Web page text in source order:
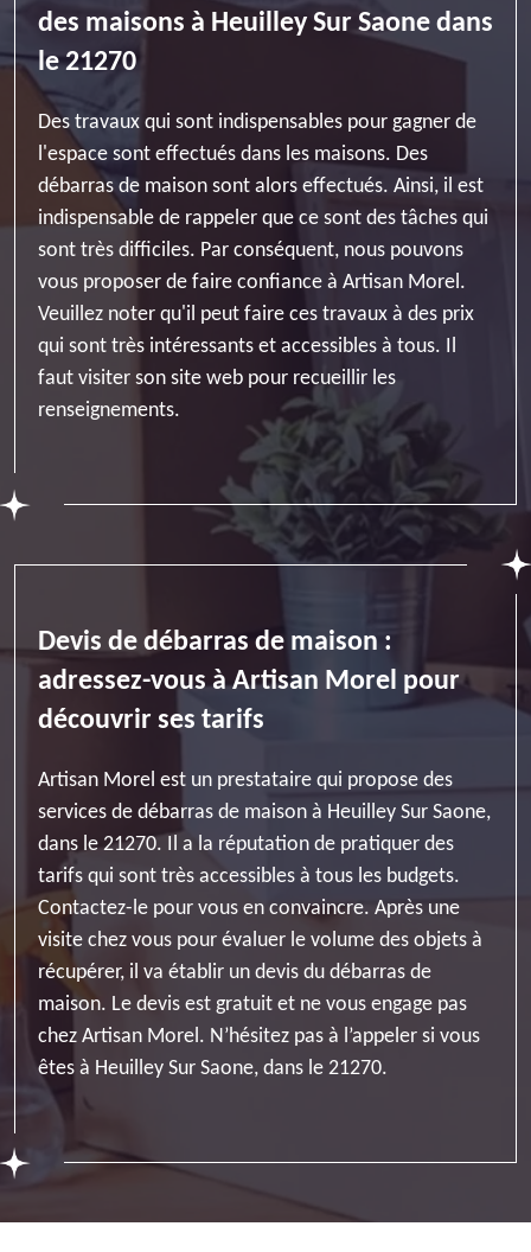
des maisons à Heuilley Sur Saone dans
le 21270
Des travaux qui sont indispensables pour gagner de
l'espace sont effectués dans les maisons. Des
débarras de maison sont alors effectués. Ainsi, il est
indispensable de rappeler que ce sont des tâches qui
sont très difficiles. Par conséquent, nous pouvons
vous proposer de faire confiance à Artisan Morel.
Veuillez noter qu'il peut faire ces travaux à des prix
qui sont très intéressants et accessibles à tous. Il
faut visiter son site web pour recueillir les
renseignements.
Devis de débarras de maison :
adressez-vous à Artisan Morel pour
découvrir ses tarifs
Artisan Morel est un prestataire qui propose des
services de débarras de maison à Heuilley Sur Saone,
dans le 21270. Il a la réputation de pratiquer des
tarifs qui sont très accessibles à tous les budgets.
Contactez-le pour vous en convaincre. Après une
visite chez vous pour évaluer le volume des objets à
récupérer, il va établir un devis du débarras de
maison. Le devis est gratuit et ne vous engage pas
chez Artisan Morel. N’hésitez pas à l’appeler si vous
êtes à Heuilley Sur Saone, dans le 21270.